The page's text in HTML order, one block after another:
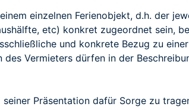
einzelnen Ferienobjekt, d.h. der
etc) konkret zugeordnet sein,
und konkrete Bezug zu
des Vermieters dürfen in der
Präsentation dafür Sorge zu